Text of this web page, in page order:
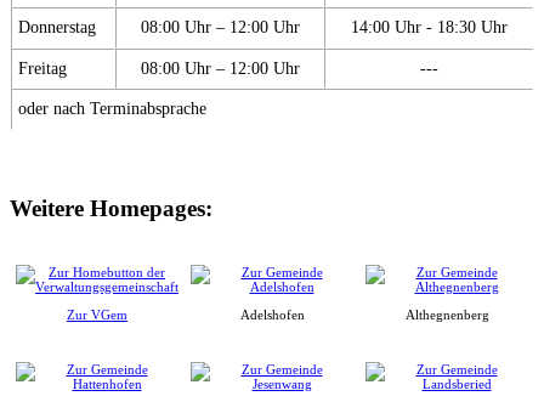
Donnerstag 08:00 Uhr – 12:00 Uhr 14:00 Uhr - 18:30 Uhr
Freitag 08:00 Uhr – 12:00 Uhr ---
oder nach Terminabsprache
Weitere Homepages:
Zur VGem Adelshofen Althegnenberg